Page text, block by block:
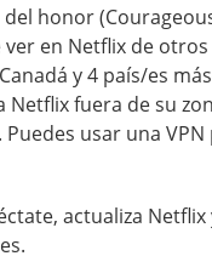
del honor
ver en Netflix de
y 4 país/es
Netflix fuera de su
Puedes usar una
actualiza